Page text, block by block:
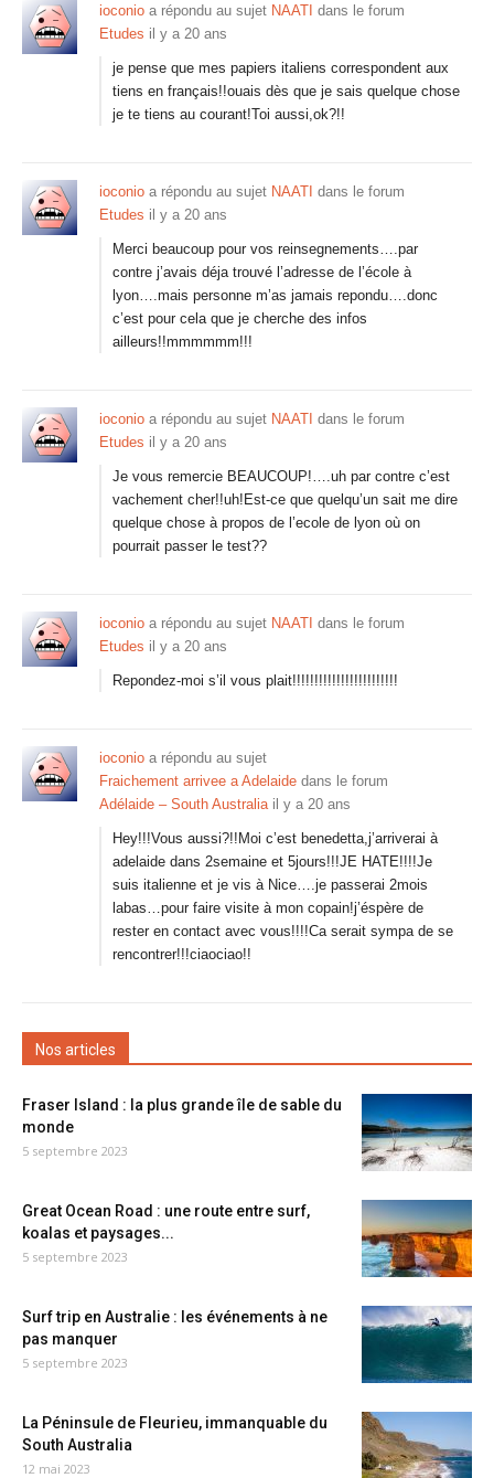
ioconio a répondu au sujet NAATI dans le forum
Etudes il y a 20 ans
je pense que mes papiers italiens correspondent aux
tiens en français!!ouais dès que je sais quelque chose
je te tiens au courant!Toi aussi,ok?!!
ioconio a répondu au sujet NAATI dans le forum
Etudes il y a 20 ans
Merci beaucoup pour vos reinsegnements….par
contre j’avais déja trouvé l’adresse de l’école à
lyon….mais personne m’as jamais repondu….donc
c’est pour cela que je cherche des infos
ailleurs!!mmmmmm!!!
ioconio a répondu au sujet NAATI dans le forum
Etudes il y a 20 ans
Je vous remercie BEAUCOUP!….uh par contre c’est
vachement cher!!uh!Est-ce que quelqu’un sait me dire
quelque chose à propos de l’ecole de lyon où on
pourrait passer le test??
ioconio a répondu au sujet NAATI dans le forum
Etudes il y a 20 ans
Repondez-moi s’il vous plait!!!!!!!!!!!!!!!!!!!!!!!!
ioconio a répondu au sujet
Fraichement arrivee a Adelaide dans le forum
Adélaide – South Australia il y a 20 ans
Hey!!!Vous aussi?!!Moi c’est benedetta,j’arriverai à
adelaide dans 2semaine et 5jours!!!JE HATE!!!!Je
suis italienne et je vis à Nice….je passerai 2mois
labas…pour faire visite à mon copain!j’éspère de
rester en contact avec vous!!!!Ca serait sympa de se
rencontrer!!!ciaociao!!
Nos articles
Fraser Island : la plus grande île de sable du
monde
5 septembre 2023
Great Ocean Road : une route entre surf,
koalas et paysages...
5 septembre 2023
Surf trip en Australie : les événements à ne
pas manquer
5 septembre 2023
La Péninsule de Fleurieu, immanquable du
South Australia
12 mai 2023